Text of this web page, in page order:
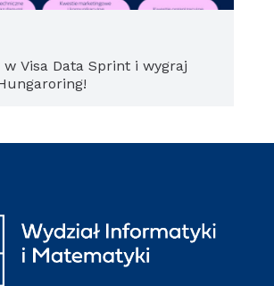
w Visa Data Sprint i wygraj